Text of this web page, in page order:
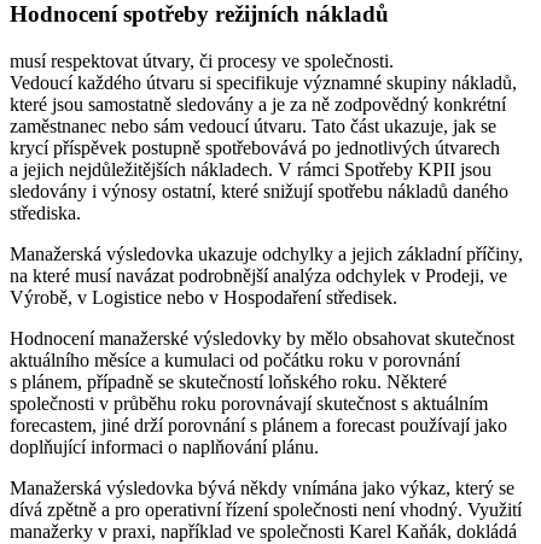
Hodnocení spotřeby režijních nákladů
musí respektovat útvary, či procesy ve společnosti.
Vedoucí každého útvaru si specifikuje významné skupiny nákladů,
které jsou samostatně sledovány a je za ně zodpovědný konkrétní
zaměstnanec nebo sám vedoucí útvaru. Tato část ukazuje, jak se
krycí příspěvek postupně spotřebovává po jednotlivých útvarech
a jejich nejdůležitějších nákladech. V rámci Spotřeby KPII jsou
sledovány i výnosy ostatní, které snižují spotřebu nákladů daného
střediska.
Manažerská výsledovka ukazuje odchylky a jejich základní příčiny,
na které musí navázat podrobnější analýza odchylek v Prodeji, ve
Výrobě, v Logistice nebo v Hospodaření středisek.
Hodnocení manažerské výsledovky by mělo obsahovat skutečnost
aktuálního měsíce a kumulaci od počátku roku v porovnání
s plánem, případně se skutečností loňského roku. Některé
společnosti v průběhu roku porovnávají skutečnost s aktuálním
forecastem, jiné drží porovnání s plánem a forecast používají jako
doplňující informaci o naplňování plánu.
Manažerská výsledovka bývá někdy vnímána jako výkaz, který se
dívá zpětně a pro operativní řízení společnosti není vhodný. Využití
manažerky v praxi, například ve společnosti Karel Kaňák, dokládá